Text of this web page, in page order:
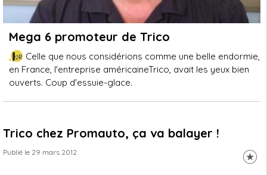
Mega 6 promoteur de Trico
Celle que nous considérions comme une belle endormie,
en France, l'entreprise américaineTrico, avait les yeux bien
ouverts. Coup d'essuie-glace.
Trico chez Promauto, ça va balayer !
Publié le 29 mars 2012